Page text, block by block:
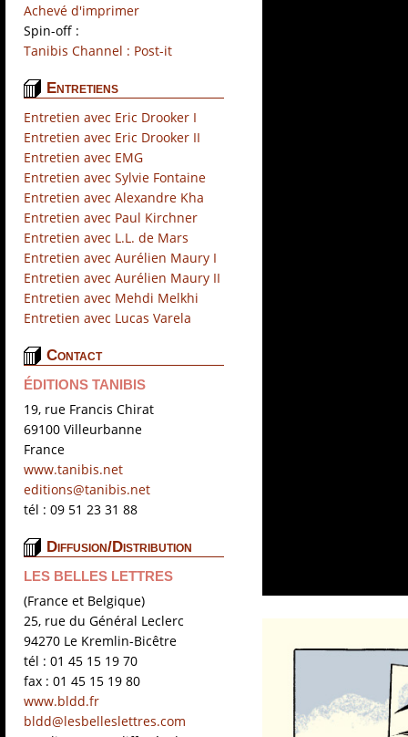
Achevé d'imprimer
Spin-off :
Tanibis Channel : Post-it
Entretiens
Entretien avec Eric Drooker I
Entretien avec Eric Drooker II
Entretien avec EMG
Entretien avec Sylvie Fontaine
Entretien avec Alexandre Kha
Entretien avec Paul Kirchner
Entretien avec L.L. de Mars
Entretien avec Aurélien Maury I
Entretien avec Aurélien Maury II
Entretien avec Mehdi Melkhi
Entretien avec Lucas Varela
Contact
ÉDITIONS TANIBIS
19, rue Francis Chirat
69100 Villeurbanne
France
www.tanibis.net
editions@tanibis.net
tél : 09 51 23 31 88
Diffusion/Distribution
LES BELLES LETTRES
(France et Belgique)
25, rue du Général Leclerc
94270 Le Kremlin-Bicêtre
tél : 01 45 15 19 70
fax : 01 45 15 19 80
www.bldd.fr
bldd@lesbelleslettres.com